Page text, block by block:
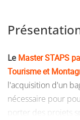
Le Master STAPS
Tourisme et
l'acquisition d'un
nécessaire pour
porter des projets